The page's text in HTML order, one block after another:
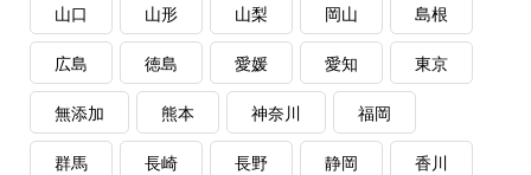
山口 山形 山梨 岡山 島根
広島 徳島 愛媛 愛知 東京
無添加 熊本 神奈川 福岡
群馬 長崎 長野 静岡 香川